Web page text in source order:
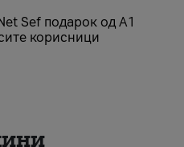
Sеf подарок од А1
корисници